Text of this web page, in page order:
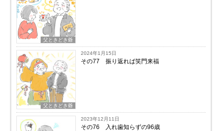
父ときどき爺
父ときどき爺
2024年1月15日
その77 振り返れば笑門来福
2023年12月11日
その76 入れ歯知らずの96歳